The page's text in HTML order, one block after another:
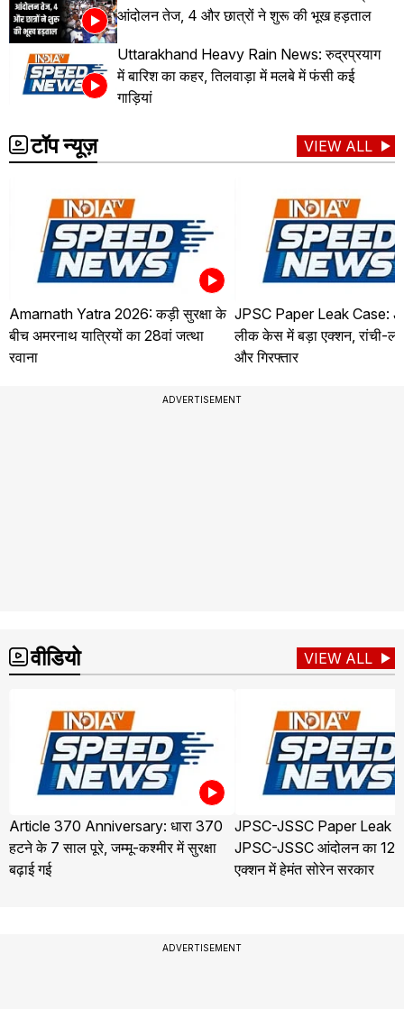
आंदोलन तेज, 4 और छात्रों ने शुरू की भूख हड़ताल
Uttarakhand Heavy Rain News: रुद्रप्रयाग
में बारिश का कहर, तिलवाड़ा में मलबे में फंसी कई
गाड़ियां
टॉप न्यूज़ VIEW ALL
Amarnath Yatra 2026: कड़ी सुरक्षा के
बीच अमरनाथ यात्रियों का 28वां जत्था
रवाना
JPSC Paper Leak Case:
लीक केस में बड़ा एक्शन, रांची-
और गिरफ्तार
ADVERTISEMENT
वीडियो VIEW ALL
Article 370 Anniversary: धारा 370
हटने के 7 साल पूरे, जम्मू-कश्मीर में सुरक्षा
बढ़ाई गई
JPSC-JSSC Paper Leak
JPSC-JSSC आंदोलन का
एक्शन में हेमंत सोरेन सरकार
ADVERTISEMENT